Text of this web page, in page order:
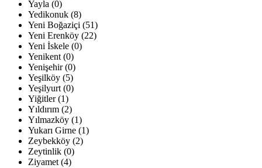
Yayla (0)
Yedikonuk (8)
Yeni Boğaziçi (51)
Yeni Erenköy (22)
Yeni İskele (0)
Yenikent (0)
Yenişehir (0)
Yeşilköy (5)
Yeşilyurt (0)
Yiğitler (1)
Yıldırım (2)
Yılmazköy (1)
Yukarı Girne (1)
Zeybekköy (2)
Zeytinlik (0)
Ziyamet (4)